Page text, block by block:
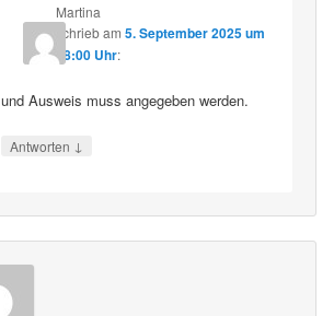
Martina
schriebam 5. September 2025 um
18:00 Uhr:
und Ausweis muss angegeben werden.
Antworten ↓